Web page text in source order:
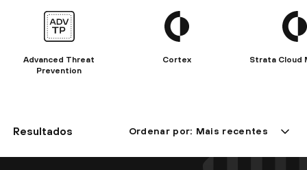
Advanced Threat
Prevention
Cortex Strata Cloud
Resultados Ordenar por: Mais recentes